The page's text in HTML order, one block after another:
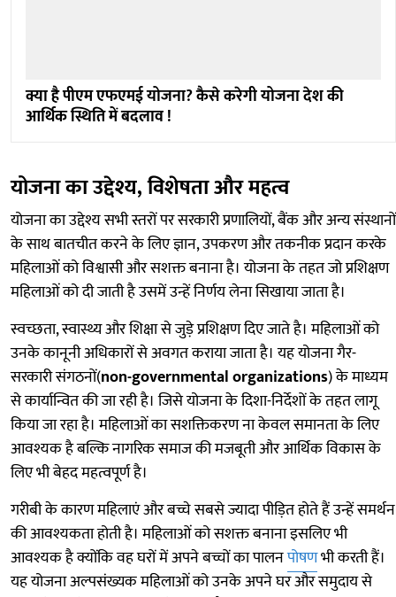
क्या है पीएम एफएमई योजना? कैसे करेगी योजना देश की
आर्थिक स्थिति में बदलाव !
योजना का उद्देश्य, विशेषता और महत्व
योजना का उद्देश्य सभी स्तरों पर सरकारी प्रणालियों, बैंक और अन्य संस्थानों
के साथ बातचीत करने के लिए ज्ञान, उपकरण और तकनीक प्रदान करके
महिलाओं को विश्वासी और सशक्त बनाना है। योजना के तहत जो प्रशिक्षण
महिलाओं को दी जाती है उसमें उन्हें निर्णय लेना सिखाया जाता है।
स्वच्छता, स्वास्थ्य और शिक्षा से जुड़े प्रशिक्षण दिए जाते है। महिलाओं को
उनके कानूनी अधिकारों से अवगत कराया जाता है। यह योजना गैर-
सरकारी संगठनों(non-governmental organizations) के माध्यम
से कार्यान्वित की जा रही है। जिसे योजना के दिशा-निर्देशों के तहत लागू
किया जा रहा है। महिलाओं का सशक्तिकरण ना केवल समानता के लिए
आवश्यक है बल्कि नागरिक समाज की मजबूती और आर्थिक विकास के
लिए भी बेहद महत्वपूर्ण है।
गरीबी के कारण महिलाएं और बच्चे सबसे ज्यादा पीड़ित होते हैं उन्हें समर्थन
की आवश्यकता होती है। महिलाओं को सशक्त बनाना इसलिए भी
आवश्यक है क्योंकि वह घरों में अपने बच्चों का पालनपोषणभी करती हैं।
यह योजना अल्पसंख्यक महिलाओं को उनके अपने घर और समुदाय से